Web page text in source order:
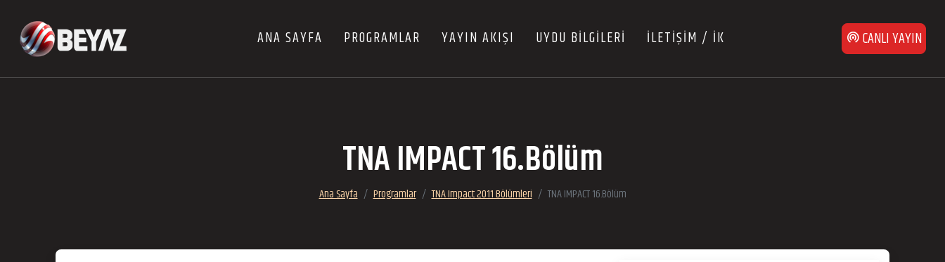
ANA SAYFA PROGRAMLAR YAYIN AKIŞI UYDU BİLGİLERİ İLETİŞİM / İK CANLI YAYIN
TNA IMPACT 16.Bölüm
Ana Sayfa Programlar TNA Impact 2011 Bölümleri TNA IMPACT 16.Bölüm